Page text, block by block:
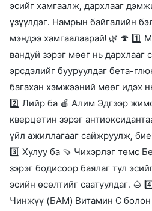
эсийг хамгаалж, дархлааг
үзүүлдэг. Намрын байгалийн
мэндээ хамгаалаарай! 🌿 🍄 1️⃣
вандуй зэрэг мөөг нь
эрсдэлийг бууруулдаг бета-
багахан хэмжээний мөөг идэх
2️⃣ Лийр ба 🍎 Алим Эдгээр
кверцетин зэрэг
үйл ажиллагааг сайжруулж,
3️⃣ Хулуу ба 🍠 Чихэрлэг төмс
зэрэг бодисоор баялаг тул
эсийн өсөлтийг саатуулдаг. 🌰
Чинжүү (БАМ) Витамин C